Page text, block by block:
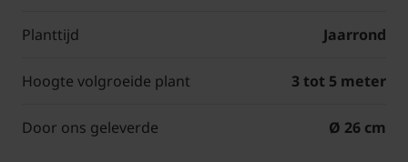
Planttijd Jaarrond
Hoogte volgroeide plant 3 tot 5 meter
Door ons geleverde Ø 26 cm